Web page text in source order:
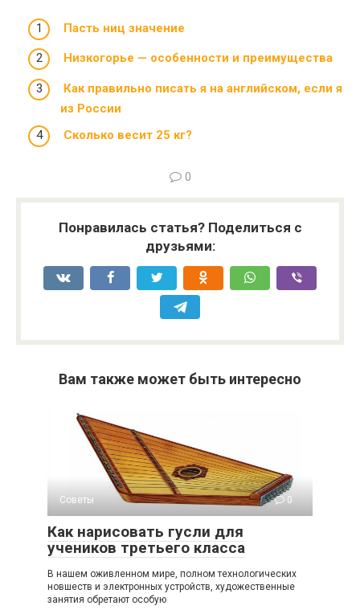
Пасть ниц значение
Низкогорье — особенности и преимущества
Как правильно писать я на английском, если я
из России
Сколько весит 25 кг?
0
Понравилась статья? Поделиться с
друзьями:
Вам также может быть интересно
Советы 0
Как нарисовать гусли для
учеников третьего класса
В нашем оживленном мире, полном технологических
новшеств и электронных устройств, художественные
занятия обретают особую